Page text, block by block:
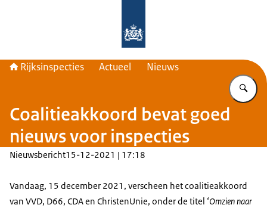
Rijksinspecties Actueel Nieuws
Coalitieakkoord bevat goed
nieuws voor inspecties
Nieuwsbericht15-12-2021 | 17:18
Vandaag, 15 december 2021, verscheen het coalitieakkoord
van VVD, D66, CDA en ChristenUnie, onder de titel ‘Omzien naar